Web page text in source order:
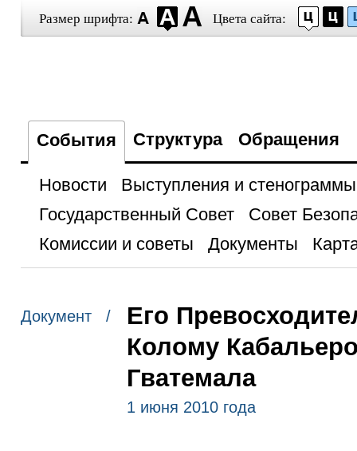
Размер шрифта: Цвета сайта:
События Структура Обращения
Новости
Выступления и стенограммы
Государственный Совет
Совет
Комиссии и советы
Документы
Документ /
Его
Колому
Гватемала
1 июня 2010 года